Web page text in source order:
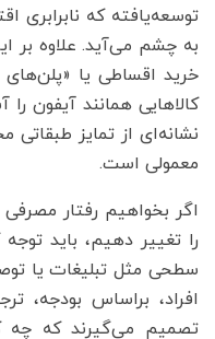
توسعه‌یافته که نابرابری
به چشم می‌آید. علاوه بر
خرید اقساطی یا
کالاهایی همانند آیفون
نشانه‌ای از تمایز
معمولی است.
اگر بخواهیم رفتار
را تغییر دهیم، باید
سطحی مثل تبلیغات یا
افراد، براساس
تصمیم می‌گیرند که چه